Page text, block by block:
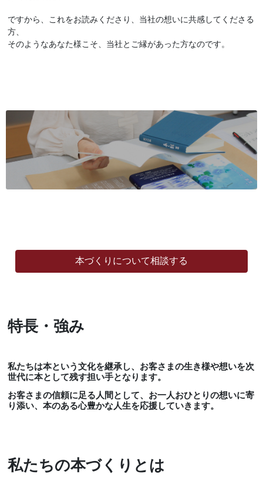
ですから、これをお読みくださり、当社の想いに共感してくださる
方、
そのようなあなた様こそ、当社とご縁があった方なのです。
本づくりについて相談する
特長・強み
私たちは本という文化を継承し、お客さまの生き様や想いを次
世代に本として残す担い手となります。
お客さまの信頼に足る人間として、お一人おひとりの想いに寄
り添い、本のある心豊かな人生を応援していきます。
私たちの本づくりとは